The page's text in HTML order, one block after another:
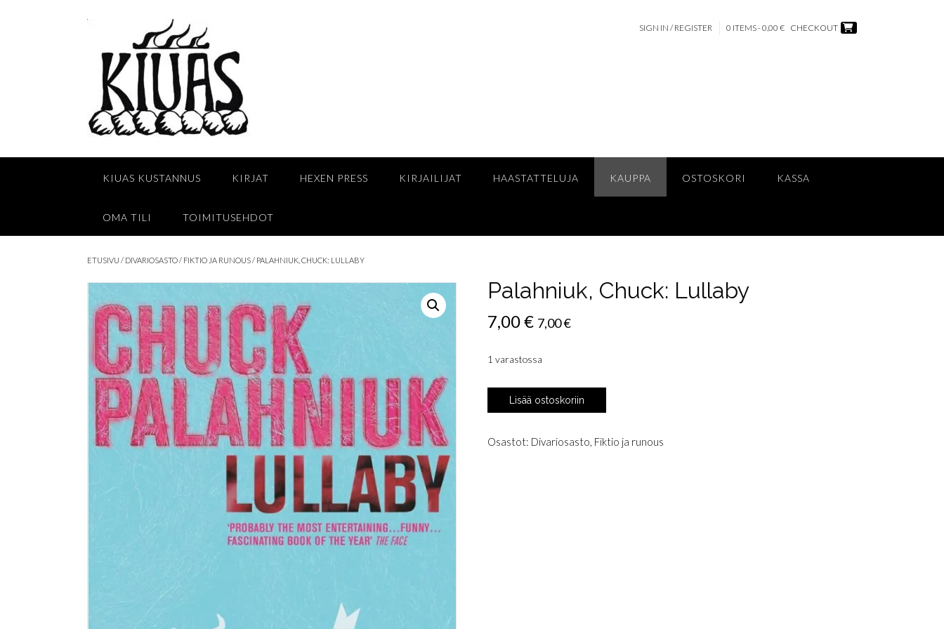
SIGN IN / REGISTER 0 ITEMS - 0,00 € CHECKOUT
KIUAS KUSTANNUS KIRJAT HEXEN PRESS KIRJAILIJAT HAASTATTELUJA KAUPPA OSTOSKORI KASSA
OMA TILI TOIMITUSEHDOT
ETUSIVU / DIVARIOSASTO/ FIKTIO JA RUNOUS/ PALAHNIUK, CHUCK: LULLABY
Palahniuk, Chuck: Lullaby
7,00€ 7,00€
1 varastossa
Palahniuk,
Chuck:
määrä
Lisää ostoskoriin
Osastot: Divariosasto, Fiktio ja runous